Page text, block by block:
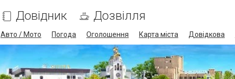
Довідник Дозвілля
Авто / Мото Погода Оголошення Карта міста Довідкова